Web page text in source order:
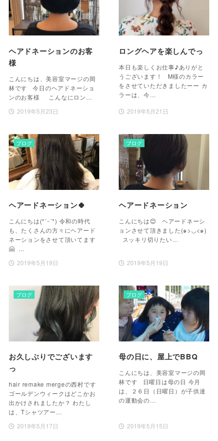
ヘアドネーションのお客
様
こんにちは、美容室マージの岡
林です 今日のヘアドネーショ
ンのお客様 こんなにロン…
2019年5月23日
ロングヘアを楽しんでっ
本日も楽しくお仕事♪ありがと
うございます！ M様のカラー
をさせていただきましたーー カ
ラーは、今…
2019年5月21日
ヘアードネーション🍀
こんにちは(*ˊᵕˋ*) 令和の時代
も、たくさんの方々にヘアード
ネーションをさせて頂いてます
🤗 …
2019年5月19日
ブログ
ヘアードネーション
こんにちは😊 ヘアードネーシ
ョンさせて頂きました(๑>◡<๑)
スッキリ切りたい…
2019年5月19日
ブログ
お久しぶりでございます
っ
hair remake mergeの西村です
ゴールデンウィークはどこかお
出かけされましたか？ わたし
は、Tシャツアー…
2019年5月17日
ブログ
母の日に、屋上でBBQ
こんにちは、美容室マージの岡
林です 日曜日は母の日 今月
は、２６日（日曜日）が子供達
の運動会の…
2019年5月15日
ブログ